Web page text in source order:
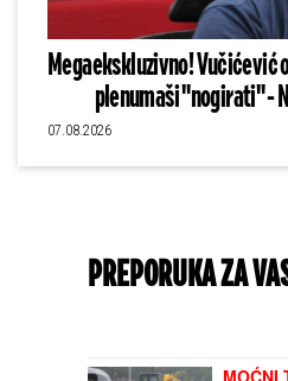
Megaekskluzivno!
plenumaši "nogirati" -
07.08.2026
PREPORUKA ZA